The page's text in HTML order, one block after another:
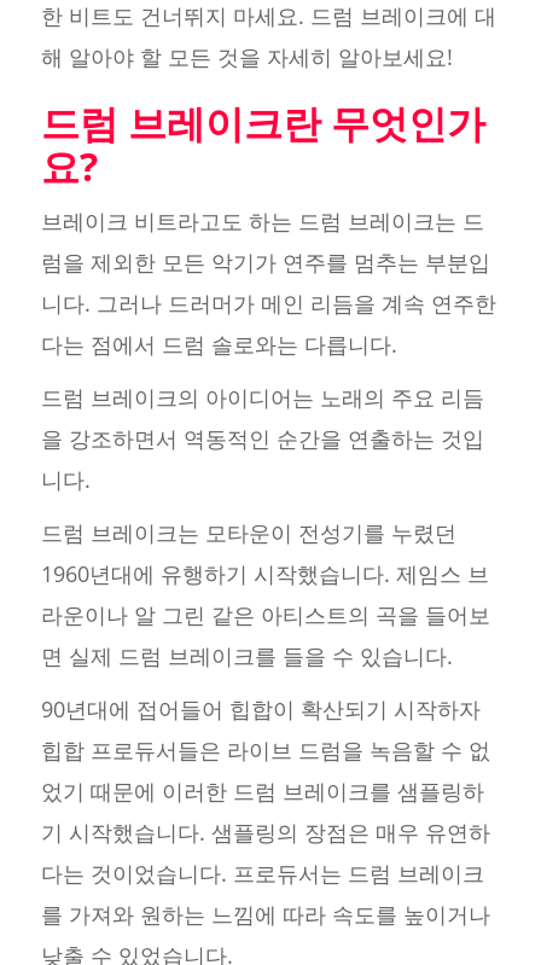
한 비트도 건너뛰지 마세요. 드럼 브레이크에 대
해 알아야 할 모든 것을 자세히 알아보세요!
드럼 브레이크란 무엇인가
요?
브레이크 비트라고도 하는 드럼 브레이크는 드
럼을 제외한 모든 악기가 연주를 멈추는 부분입
니다. 그러나 드러머가 메인 리듬을 계속 연주한
다는 점에서 드럼 솔로와는 다릅니다.
드럼 브레이크의 아이디어는 노래의 주요 리듬
을 강조하면서 역동적인 순간을 연출하는 것입
니다.
드럼 브레이크는 모타운이 전성기를 누렸던
1960년대에 유행하기 시작했습니다. 제임스 브
라운이나 알 그린 같은 아티스트의 곡을 들어보
면 실제 드럼 브레이크를 들을 수 있습니다.
90년대에 접어들어 힙합이 확산되기 시작하자
힙합 프로듀서들은 라이브 드럼을 녹음할 수 없
었기 때문에 이러한 드럼 브레이크를 샘플링하
기 시작했습니다. 샘플링의 장점은 매우 유연하
다는 것이었습니다. 프로듀서는 드럼 브레이크
를 가져와 원하는 느낌에 따라 속도를 높이거나
낮출 수 있었습니다.